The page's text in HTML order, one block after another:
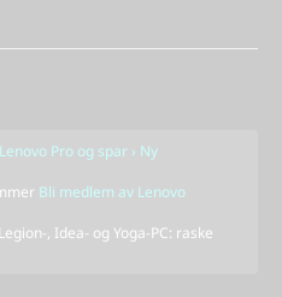
Pro og spar › Ny
Bli medlem av Lenovo
, Idea- og Yoga-PC: raske